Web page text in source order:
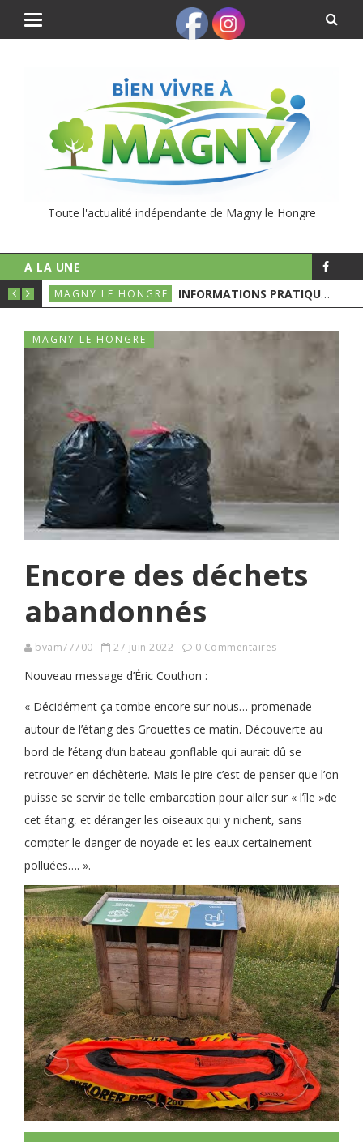
Toute l'actualité indépendante de Magny le Hongre
A LA UNE
MAGNY LE HONGRE INFORMATIONS PRATIQUES POUR LE 1ER TOURS DES ÉLECTIONS MUNICIPALES
MAGNY LE HONGRE
Encore des déchets
abandonnés
bvam77700 27 juin 2022 0 Commentaires
Nouveau message d’Éric Couthon :
« Décidément ça tombe encore sur nous… promenade
autour de l’étang des Grouettes ce matin. Découverte au
bord de l’étang d’un bateau gonflable qui aurait dû se
retrouver en déchèterie. Mais le pire c’est de penser que l’on
puisse se servir de telle embarcation pour aller sur « l’île »de
cet étang, et déranger les oiseaux qui y nichent, sans
compter le danger de noyade et les eaux certainement
polluées…. ».